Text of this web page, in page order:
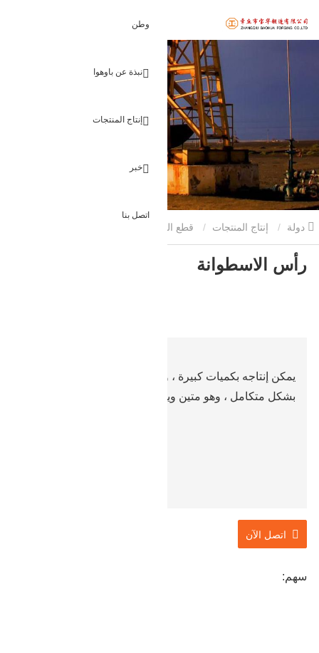
وطن
نبذة عن باوهوا
إنتاج المنتجات
خبر
اتصل بنا
إنتاج المنتجات قطع البناء مزورة
رأس الاسطوانة
يمكن إنتاجه بكميات كبيرة ، ويتم تزوير القالب والتزوير
بشكل متكامل ، وهو متين ويوفر المواد.
اتصل الآن
سهم: